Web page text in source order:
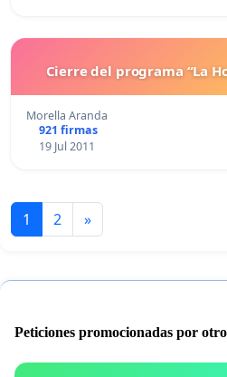
Cierre del programa “La
Morella Aranda
921 firmas
19 Jul 2011
1 2 »
Peticiones promocionadas por